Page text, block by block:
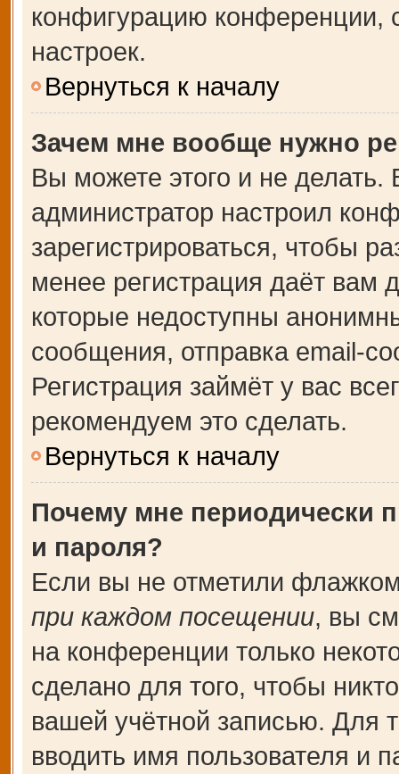
конфигурацию конференции,
настроек.
Вернуться к началу
Зачем мне вообще нужно
Вы можете этого и не делать.
администратор настроил
зарегистрироваться, чтобы
менее регистрация даёт вам
которые недоступны
сообщения, отправка email-
Регистрация займёт у вас
рекомендуем это сделать.
Вернуться к началу
Почему мне периодически
и пароля?
Если вы не отметили
при каждом посещении, вы
на конференции только
сделано для того, чтобы
вашей учётной записью. Для
вводить имя пользователя и